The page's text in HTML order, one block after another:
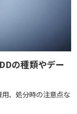
の種類やデー
、処分時の注意点な